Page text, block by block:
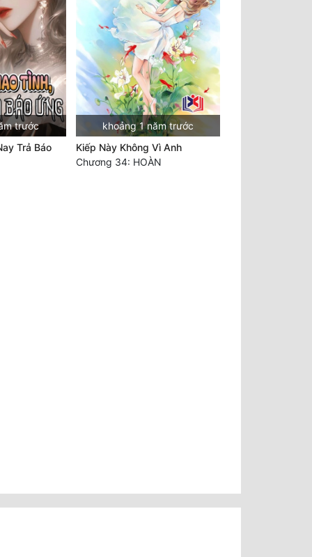
trước
Trả Báo
khoảng 1 năm trước
Kiếp Này Không Vì Anh
Chương 34: HOÀN